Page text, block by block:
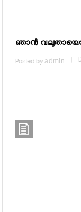
ഞാൻ
Posted byadmin |